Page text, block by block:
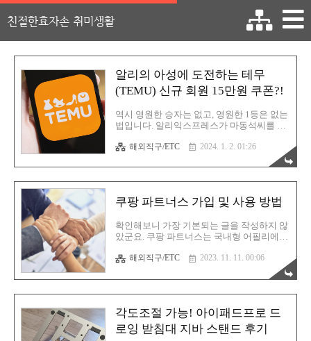
친절한효자손 취미생활
알리의 아성에 도전하는 테무
(TEMU) 신규 회원 15만원 쿠폰?!
역시 영원한 승자는 없고, 영원한 1등은 없는
법입니다. 알리익스프레스가 마동석씨를 전
인 마케팅을 하고 있습니다. 천원샵부터 다
양하게 말입니다. 그래서 그런지 벌써부터
언론플레이식의 까내림 기사들이 하나 둘씩
나오기 시작하네요. 과거에는 아예 관심도
입지가 국내 생태계에 영향을 미칠 정도로
를 이용하는 사람은 극히 적음... 알고 있는데
도 그냥 꺼려진다고 함. 쩝...) 아무튼 알리가
나! 이 녀석이 등장합니다. 알리의 독점을 멈
(TEMU)라고 하는 새로운 해외 오픈마켓 플
랫폼입니다. 테무는 한글화..
해외직구/ETC 2024. 1. 2. 01:26
쿠팡 파트너스 가입 및 사용 방법
확인해보니 가장 기본되는 글을 작성하지 않
았군요. 쿠팡 파트너스는 국내형 어필리에이
품 마케팅(홍보)을 사용자가 대신 해주고 그
에 따른 판매 수익의 일부를 벌게 되는 시스
템이죠. 해외 어필리에이트는 아마 왠만한
분들께서 알고 있는 아마존이 대표적이고 현
옆 나라의 알리익스프레스가 있습니다. 오늘
은 먼저 쿠팡 파트너스에 대해 살펴보겠습니
다. 쿠팡 파트너스 회원가입
해외직구/ETC 2023. 11. 11. 00:06
각도조절 가능! 아이패드프로 드
로잉 받침대 지바 스탠드 후기